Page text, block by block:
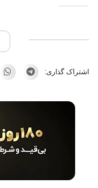
اشتراک گذاری: